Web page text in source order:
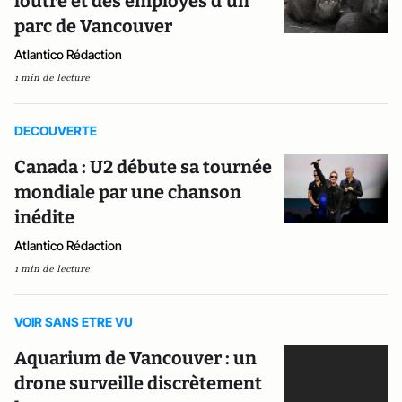
parc de Vancouver
Atlantico Rédaction
1 min de lecture
DECOUVERTE
Canada : U2 débute sa tournée
mondiale par une chanson
inédite
Atlantico Rédaction
1 min de lecture
VOIR SANS ETRE VU
Aquarium de Vancouver : un
drone surveille discrètement